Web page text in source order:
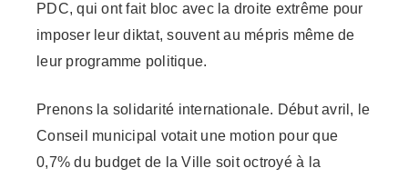
PDC, qui ont fait bloc avec la droite extrême pour
imposer leur diktat, souvent au mépris même de
leur programme politique.
Prenons la solidarité internationale. Début avril, le
Conseil municipal votait une motion pour que
0,7% du budget de la Ville soit octroyé à la